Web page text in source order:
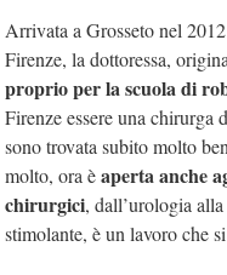
Arrivata a Grosseto nel
Firenze, la dottoressa,
proprio per la scuola di
Firenze essere una
sono trovata subito molto
molto, ora èaperta anche
chirurgici, dall’urologia
stimolante, è un lavoro che si